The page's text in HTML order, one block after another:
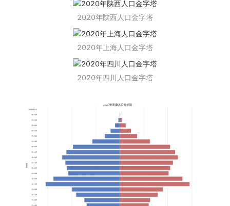
2020年陕西人口金字塔
2020年上海人口金字塔
2020年四川人口金字塔